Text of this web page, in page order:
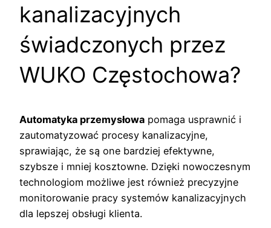
kanalizacyjnych
świadczonych przez
WUKO Częstochowa?
Automatyka przemysłowa pomaga usprawnić i
zautomatyzować procesy kanalizacyjne,
sprawiając, że są one bardziej efektywne,
szybsze i mniej kosztowne. Dzięki nowoczesnym
technologiom możliwe jest również precyzyjne
monitorowanie pracy systemów kanalizacyjnych
dla lepszej obsługi klienta.